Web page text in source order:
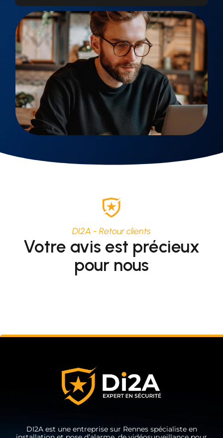
DI2A - Retour clients
Votre avis est précieux
pour nous
DI2A est une entreprise sur Rennes spécialiste en